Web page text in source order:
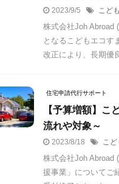
2023/9/5 こど
株式会社Joh Abroad
となるこどもエコす
改正により、長期優
住宅申請代行サポート
【予算増額】こ
流れや対象～
2023/8/18 こ
株式会社Joh
援事業」についてご